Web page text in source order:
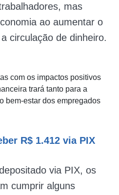
mas
ao aumentar o
circulação de dinheiro.
com os impactos positivos
trará tanto para a
bem-estar dos empregados
R$ 1.412 via PIX
via PIX, os
cumprir alguns